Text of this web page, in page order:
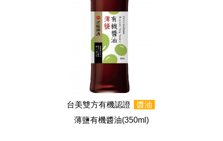
台美雙方有機認證
醬油
薄鹽有機醬油(350ml)